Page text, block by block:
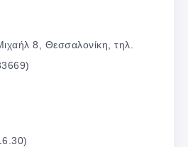
8, Θεσσαλονίκη, τηλ.